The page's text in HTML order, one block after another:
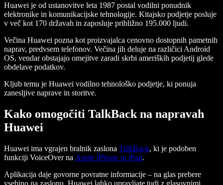
Huawei je od ustanovitve leta 1987 postal vodilni ponudnik
elektronike in komunikacijske tehnologije. Kitajsko podjetje posluje
v več kot 170 državah in zaposluje približno 195.000 ljudi.
Večina Huawei pozna kot proizvajalca cenovno dostopnih pametnih
naprav, predvsem telefonov. Večina jih deluje na različici Android
OS, vendar obstajajo omejitve zaradi skrbi ameriških podjetij glede
obdelave podatkov.
Kljub temu je Huawei vodilno tehnološko podjetje, ki ponuja
zanesljive naprave in storitve.
Kako omogočiti TalkBack na napravah
Huawei
Huawei ima vgrajen bralnik zaslona TalkBack, ki je podoben
funkciji VoiceOver na Apple iPhone in iPad.
Aplikacija daje govorne povratne informacije – na glas prebere
vsebino na zaslonu. Huawei lahko upravljate tudi z glasovnimi